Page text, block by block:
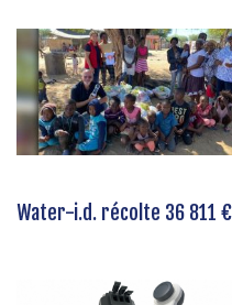
Water-i.d. récolte 36 811